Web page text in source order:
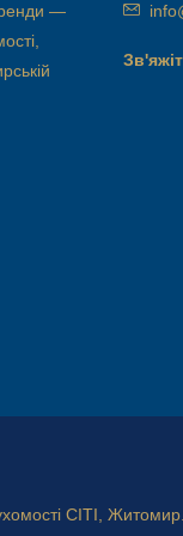
—
СІТІ, Житомир.